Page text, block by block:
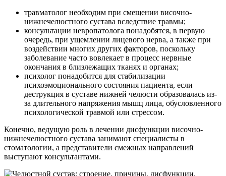
травматолог необходим при смещении височно-
нижнечелюстного сустава вследствие травмы;
консультации невропатолога понадобятся, в первую
очередь, при ущемлении лицевого нерва, а также при
воздействии многих других факторов, поскольку
заболевание часто вовлекает в процесс нервные
окончания в близлежащих тканях и органах;
психолог понадобится для стабилизации
психоэмоционального состояния пациента, если
деструкция в суставе нижней челюсти образовалась из-
за длительного напряжения мышц лица, обусловленного
психологической травмой или стрессом.
Конечно, ведущую роль в лечении дисфункции височно-
нижнечелюстного сустава занимают специалисты в
стоматологии, а представители смежных направлений
выступают консультантами.